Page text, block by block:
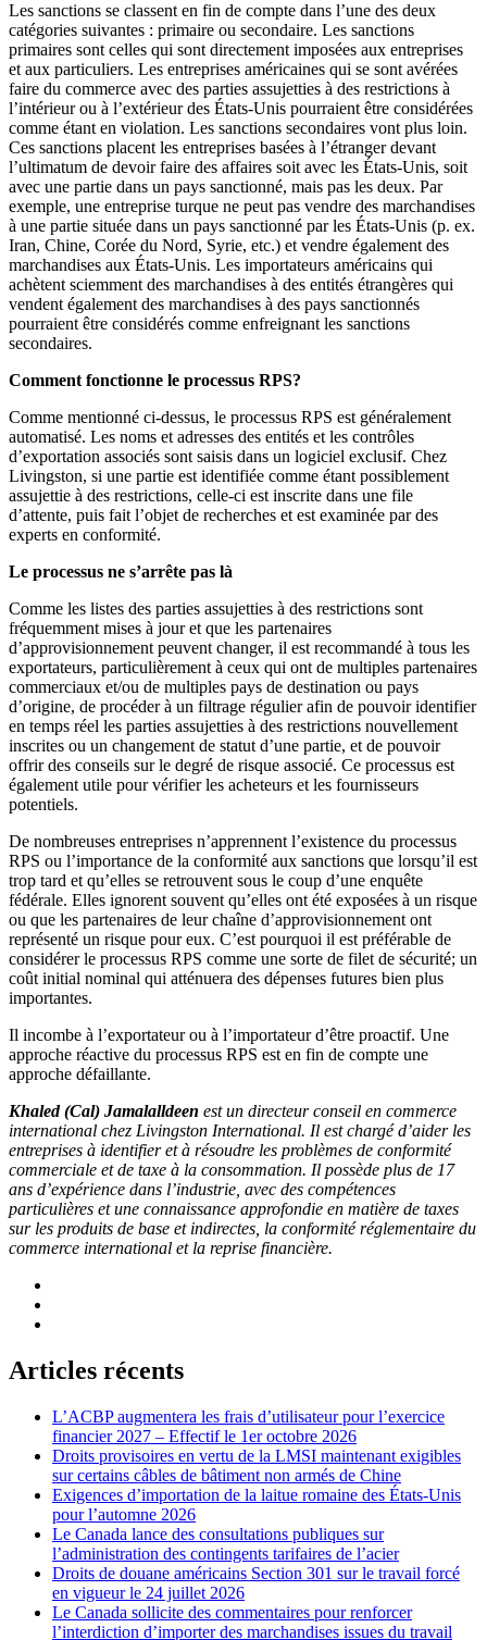
Les sanctions se classent en fin de compte dans l’une des deux
catégories suivantes : primaire ou secondaire. Les sanctions
primaires sont celles qui sont directement imposées aux entreprises
et aux particuliers. Les entreprises américaines qui se sont avérées
faire du commerce avec des parties assujetties à des restrictions à
l’intérieur ou à l’extérieur des États-Unis pourraient être considérées
comme étant en violation. Les sanctions secondaires vont plus loin.
Ces sanctions placent les entreprises basées à l’étranger devant
l’ultimatum de devoir faire des affaires soit avec les États-Unis, soit
avec une partie dans un pays sanctionné, mais pas les deux. Par
exemple, une entreprise turque ne peut pas vendre des marchandises
à une partie située dans un pays sanctionné par les États-Unis (p. ex.
Iran, Chine, Corée du Nord, Syrie, etc.) et vendre également des
marchandises aux États-Unis. Les importateurs américains qui
achètent sciemment des marchandises à des entités étrangères qui
vendent également des marchandises à des pays sanctionnés
pourraient être considérés comme enfreignant les sanctions
secondaires.
Comment fonctionne le processus RPS?
Comme mentionné ci-dessus, le processus RPS est généralement
automatisé. Les noms et adresses des entités et les contrôles
d’exportation associés sont saisis dans un logiciel exclusif. Chez
Livingston, si une partie est identifiée comme étant possiblement
assujettie à des restrictions, celle-ci est inscrite dans une file
d’attente, puis fait l’objet de recherches et est examinée par des
experts en conformité.
Le processus ne s’arrête pas là
Comme les listes des parties assujetties à des restrictions sont
fréquemment mises à jour et que les partenaires
d’approvisionnement peuvent changer, il est recommandé à tous les
exportateurs, particulièrement à ceux qui ont de multiples partenaires
commerciaux et/ou de multiples pays de destination ou pays
d’origine, de procéder à un filtrage régulier afin de pouvoir identifier
en temps réel les parties assujetties à des restrictions nouvellement
inscrites ou un changement de statut d’une partie, et de pouvoir
offrir des conseils sur le degré de risque associé. Ce processus est
également utile pour vérifier les acheteurs et les fournisseurs
potentiels.
De nombreuses entreprises n’apprennent l’existence du processus
RPS ou l’importance de la conformité aux sanctions que lorsqu’il est
trop tard et qu’elles se retrouvent sous le coup d’une enquête
fédérale. Elles ignorent souvent qu’elles ont été exposées à un risque
ou que les partenaires de leur chaîne d’approvisionnement ont
représenté un risque pour eux. C’est pourquoi il est préférable de
considérer le processus RPS comme une sorte de filet de sécurité; un
coût initial nominal qui atténuera des dépenses futures bien plus
importantes.
Il incombe à l’exportateur ou à l’importateur d’être proactif. Une
approche réactive du processus RPS est en fin de compte une
approche défaillante.
Khaled (Cal) Jamalalldeen est un directeur conseil en commerce
international chez Livingston International. Il est chargé d’aider les
entreprises à identifier et à résoudre les problèmes de conformité
commerciale et de taxe à la consommation. Il possède plus de 17
ans d’expérience dans l’industrie, avec des compétences
particulières et une connaissance approfondie en matière de taxes
sur les produits de base et indirectes, la conformité réglementaire du
commerce international et la reprise financière.
Articles récents
L’ACBP augmentera les frais d’utilisateur pour l’exercice
financier 2027 – Effectif le 1er octobre 2026
Droits provisoires en vertu de la LMSI maintenant exigibles
sur certains câbles de bâtiment non armés de Chine
Exigences d’importation de la laitue romaine des États-Unis
pour l’automne 2026
Le Canada lance des consultations publiques sur
l’administration des contingents tarifaires de l’acier
Droits de douane américains Section 301 sur le travail forcé
en vigueur le 24 juillet 2026
Le Canada sollicite des commentaires pour renforcer
l’interdiction d’importer des marchandises issues du travail